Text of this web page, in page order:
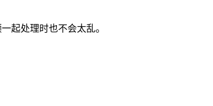
起处理时也不会太乱。